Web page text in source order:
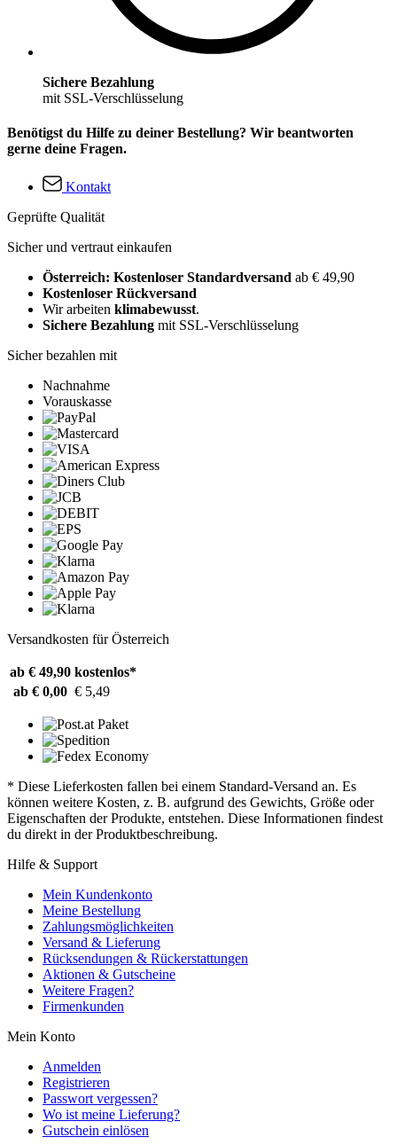
Sichere Bezahlung
mit SSL-Verschlüsselung
Benötigst du Hilfe zu deiner Bestellung? Wir beantworten
gerne deine Fragen.
Kontakt
Geprüfte Qualität
Sicher und vertraut einkaufen
Österreich: Kostenloser Standardversand ab € 49,90
Kostenloser Rückversand
Wir arbeiten klimabewusst.
Sichere Bezahlung mit SSL-Verschlüsselung
Sicher bezahlen mit
Nachnahme
Vorauskasse
Versandkosten für Österreich
ab € 49,90 kostenlos*
ab € 0,00 € 5,49
* Diese Lieferkosten fallen bei einem Standard-Versand an. Es
können weitere Kosten, z. B. aufgrund des Gewichts, Größe oder
Eigenschaften der Produkte, entstehen. Diese Informationen findest
du direkt in der Produktbeschreibung.
Hilfe & Support
Mein Kundenkonto
Meine Bestellung
Zahlungsmöglichkeiten
Versand & Lieferung
Rücksendungen & Rückerstattungen
Aktionen & Gutscheine
Weitere Fragen?
Firmenkunden
Mein Konto
Anmelden
Registrieren
Passwort vergessen?
Wo ist meine Lieferung?
Gutschein einlösen